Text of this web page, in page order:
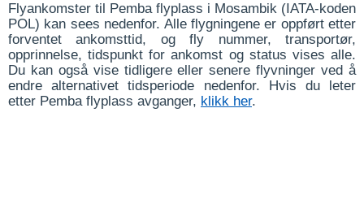
Flyankomster til Pemba flyplass i Mosambik (IATA-koden
POL) kan sees nedenfor. Alle flygningene er oppført etter
forventet ankomsttid, og fly nummer, transportør,
opprinnelse, tidspunkt for ankomst og status vises alle.
Du kan også vise tidligere eller senere flyvninger ved å
endre alternativet tidsperiode nedenfor. Hvis du leter
etter Pemba flyplass avganger, klikk her.